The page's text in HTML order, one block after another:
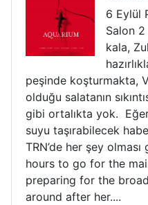
6 Eylül
Salon
kala,
peşinde koşturmakta,
olduğu salatanın
gibi ortalıkta yok.
suyu taşırabilecek
TRN’de her şey
hours to go for the
preparing for the
around after her....